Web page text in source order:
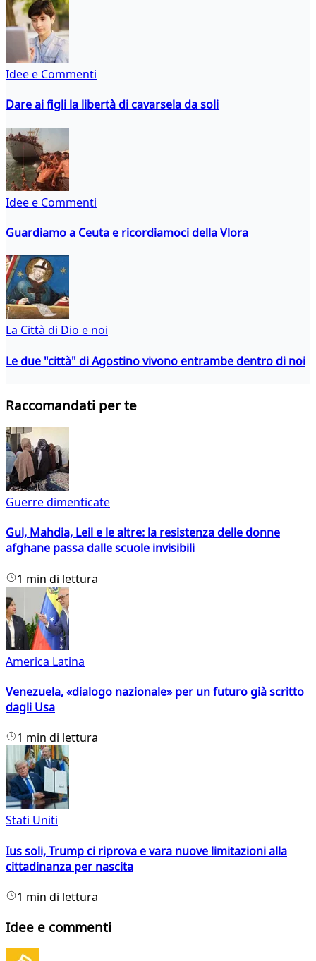
Idee e Commenti
Dare ai figli la libertà di cavarsela da soli
Idee e Commenti
Guardiamo a Ceuta e ricordiamoci della Vlora
La Città di Dio e noi
Le due "città" di Agostino vivono entrambe dentro di noi
Raccomandati per te
Guerre dimenticate
Gul, Mahdia, Leil e le altre: la resistenza delle donne
afghane passa dalle scuole invisibili
1 min di lettura
America Latina
Venezuela, «dialogo nazionale» per un futuro già scritto
dagli Usa
1 min di lettura
Stati Uniti
Ius soli, Trump ci riprova e vara nuove limitazioni alla
cittadinanza per nascita
1 min di lettura
Idee e commenti